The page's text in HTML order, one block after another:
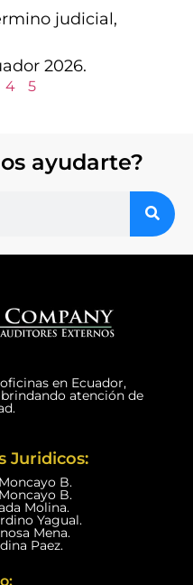
judicial,
2026.
4 5
ayudarte?
en Ecuador,
atención de
Juridicos:
B.
B.
Molina.
Yagual.
Mena.
Paez.